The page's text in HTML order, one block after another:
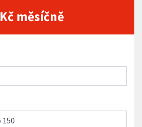
Kč měsíčně